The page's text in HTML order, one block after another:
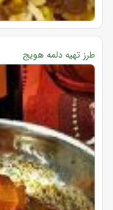
طرز تهیه دلمه هویج